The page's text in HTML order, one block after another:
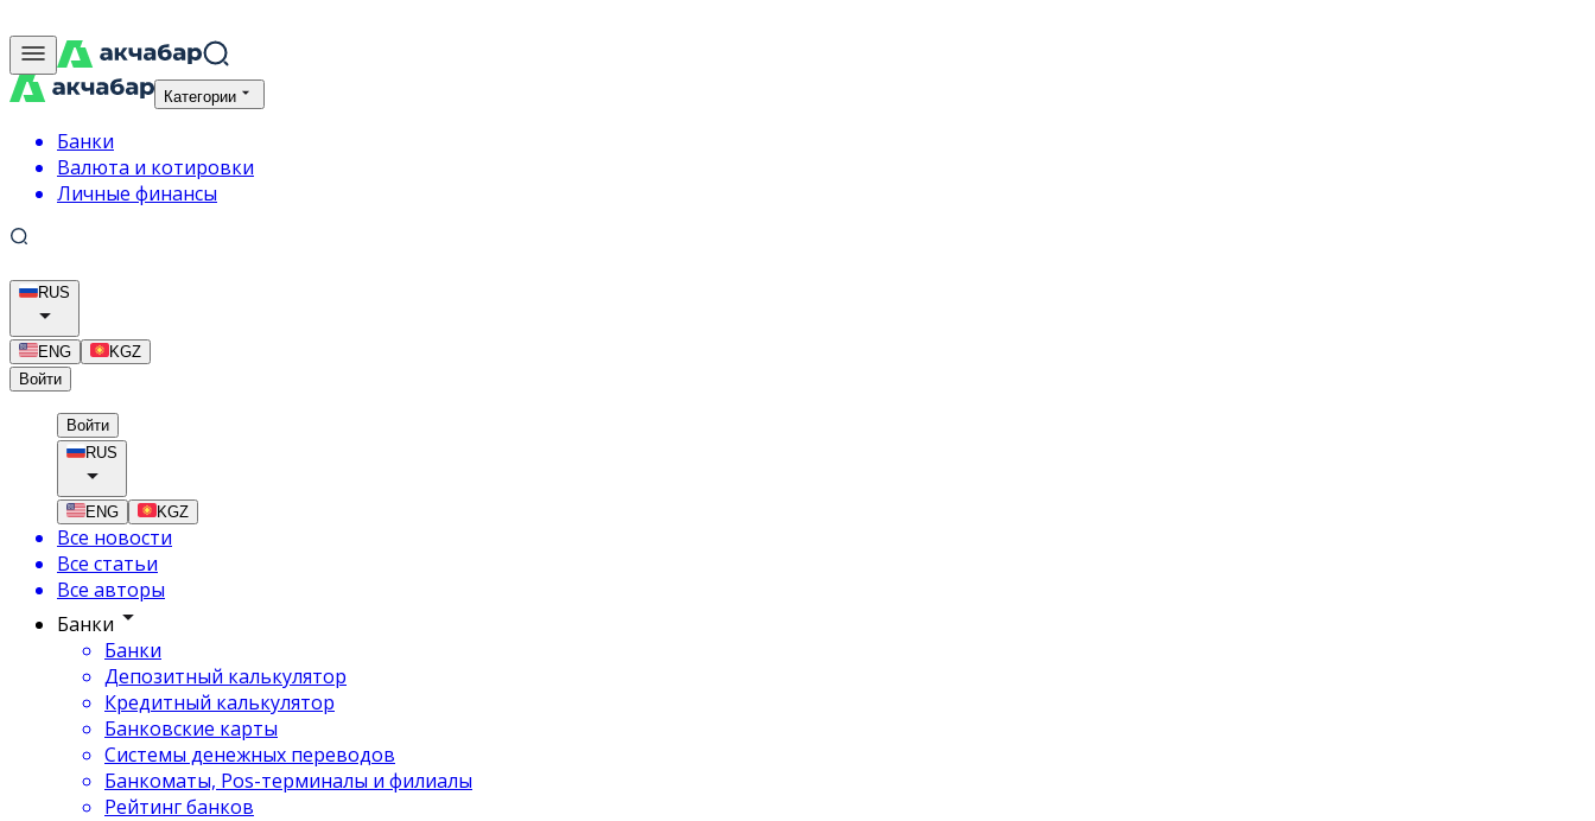
Категории
Банки
Валюта и котировки
Личные финансы
RUS
ENG
KGZ
Войти
Войти
RUS
ENG KGZ
Все новости
Все статьи
Все авторы
Банки
Банки
Депозитный калькулятор
Кредитный калькулятор
Банковские карты
Системы денежных переводов
Банкоматы, Pos-терминалы и филиалы
Рейтинг банков